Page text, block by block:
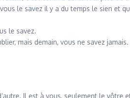
le savez il y a du temps le sien et
le savez.
mais demain, vous ne savez jamais.
Il est à vous, seulement le vôtre